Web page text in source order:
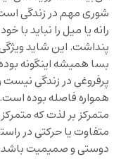
شوری مهم در زندگی
رانه یا میل را نباید با
پنداشت. این شاید
بسا همیشه اینگونه
پرفروغی در زندگی
همواره فاصله بوده
متمرکز بر لذت که
متفاوت یا حرکتی در
دوستی و صمیمیت